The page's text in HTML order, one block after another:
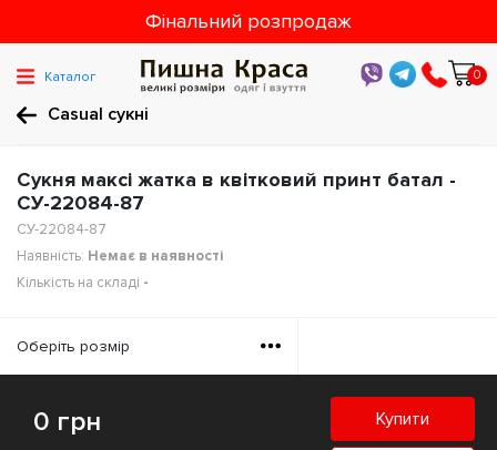
Фінальний розпродаж
Каталог 0
Casual cукні
Сукня максі жатка в квітковий принт батал -
СУ-22084-87
СУ-22084-87
Наявність: Немає в наявності
Кількість на складі -
Оберiть розмiр
0 грн Купити